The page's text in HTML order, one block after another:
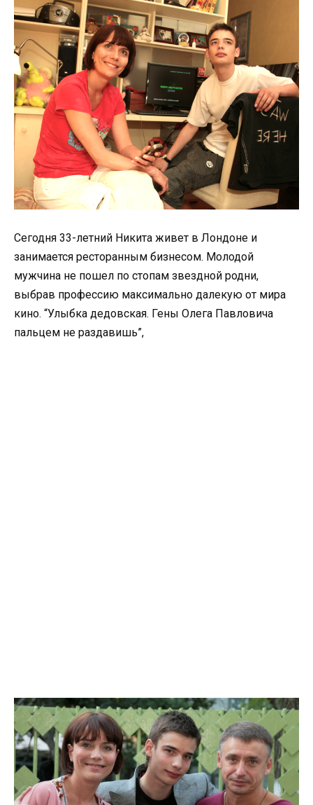
Сегодня 33-летний Никита живет в Лондоне и
занимается ресторанным бизнесом. Молодой
мужчина не пошел по стопам звездной родни,
выбрав профессию максимально далекую от мира
кино. “Улыбка дедовская. Гены Олега Павловича
пальцем не раздавишь”,